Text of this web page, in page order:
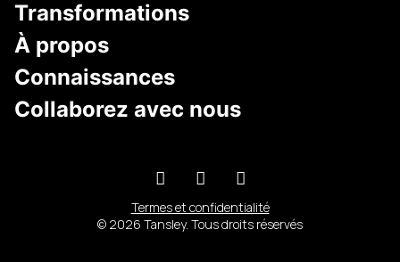
Transformations
À propos
Connaissances
Collaborez avec nous
Termes et confidentialité
© 2026 Tansley. Tous droits réservés